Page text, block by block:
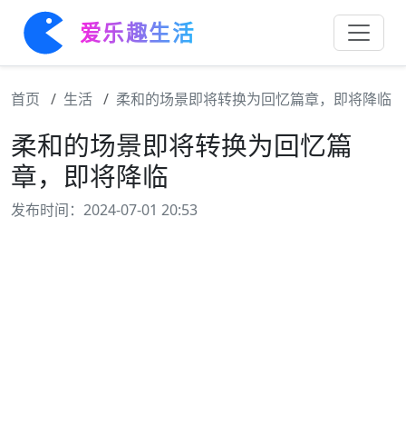
爱乐趣生活
首页 生活 柔和的场景即将转换为回忆篇章，即将降临
柔和的场景即将转换为回忆篇
章，即将降临
发布时间：2024-07-01 20:53